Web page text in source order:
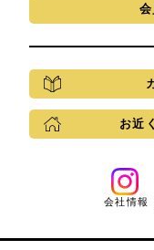
お近
会社情報